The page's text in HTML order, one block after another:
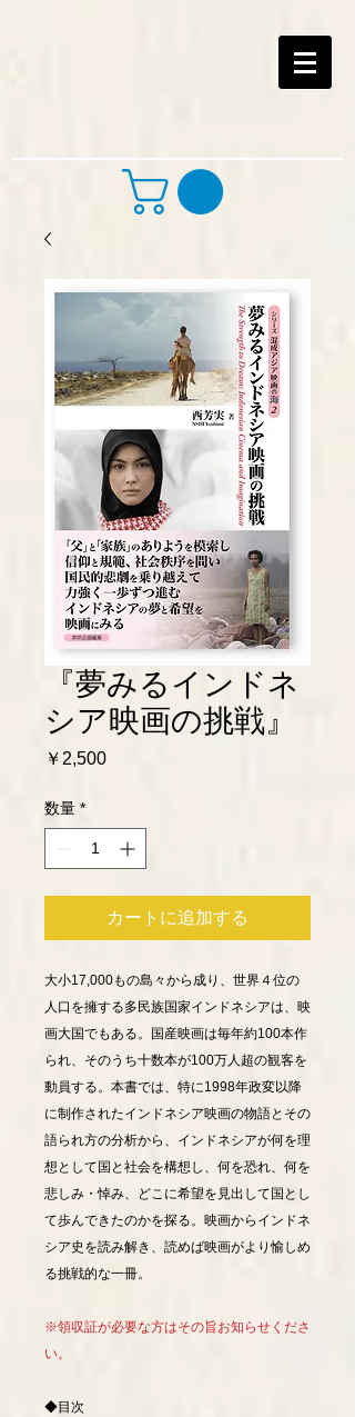
『夢みるインドネ
シア映画の挑戦』
￥2,500価
数量 *
カートに追加する
大小17,000もの島々から成り、世界４位の
人口を擁する多民族国家インドネシアは、映
画大国でもある。国産映画は毎年約100本作
られ、そのうち十数本が100万人超の観客を
動員する。本書では、特に1998年政変以降
に制作されたインドネシア映画の物語とその
語られ方の分析から、インドネシアが何を理
想として国と社会を構想し、何を恐れ、何を
悲しみ・悼み、どこに希望を見出して国とし
て歩んできたのかを探る。映画からインドネ
シア史を読み解き、読めば映画がより愉しめ
る挑戦的な一冊。
※領収証が必要な方はその旨お知らせくださ
い。
◆目次